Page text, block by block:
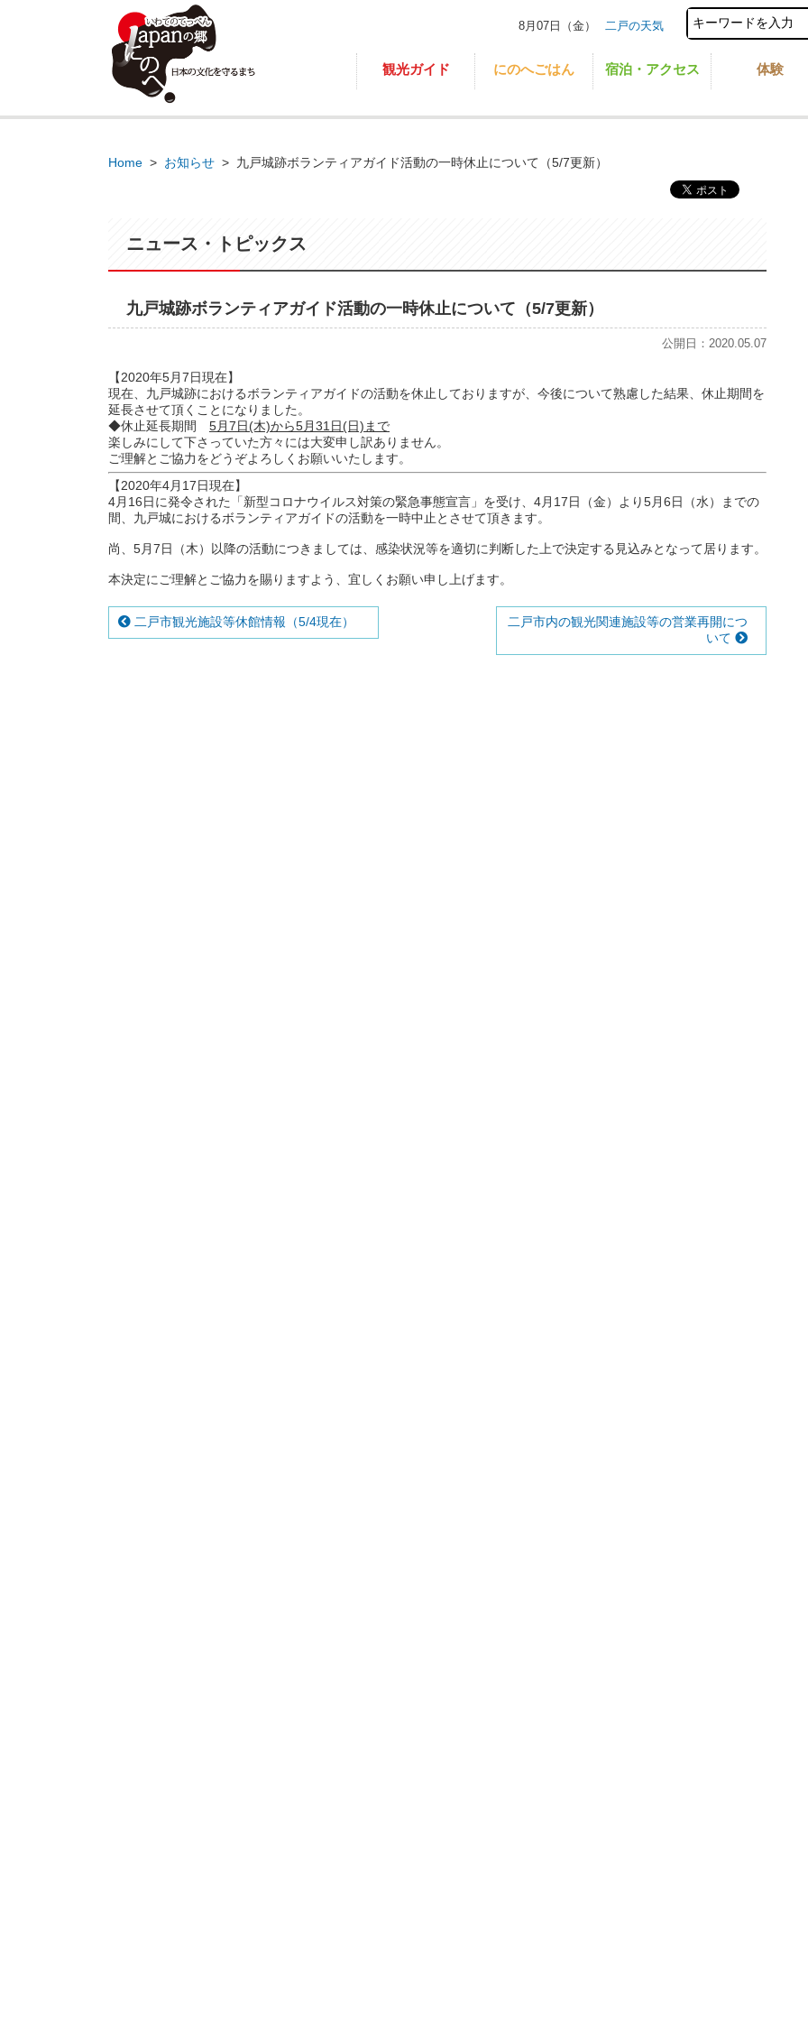
8月07日（金） 二戸の天気
観光ガイド にのへごはん 宿泊・アクセス 体験
Home > お知らせ > 九戸城跡ボランティアガイド活動の一時休止について（5/7更新）
ニュース・トピックス
九戸城跡ボランティアガイド活動の一時休止について（5/7更新）
公開日：2020.05.07
【2020年5月7日現在】
現在、九戸城跡におけるボランティアガイドの活動を休止しておりますが、今後について熟慮した結果、休止期間を
延長させて頂くことになりました。
◆休止延長期間 5月7日(木)から5月31日(日)まで
楽しみにして下さっていた方々には大変申し訳ありません。
ご理解とご協力をどうぞよろしくお願いいたします。
【2020年4月17日現在】
4月16日に発令された「新型コロナウイルス対策の緊急事態宣言」を受け、4月17日（金）より5月6日（水）までの
間、九戸城におけるボランティアガイドの活動を一時中止とさせて頂きます。
尚、5月7日（木）以降の活動につきましては、感染状況等を適切に判断した上で決定する見込みとなって居ります。
本決定にご理解とご協力を賜りますよう、宜しくお願い申し上げます。
二戸市観光施設等休館情報（5/4現在）
二戸市内の観光関連施設等の営業再開につ
いて